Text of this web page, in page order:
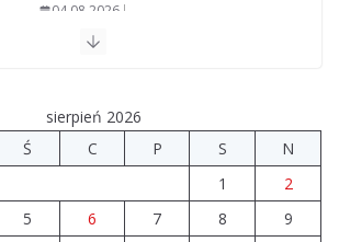
04.08.2026
Dotacje nawet do 300 tys. zł
sierpień 2026
Ś C P S
N
1
2
5 6 7 8
9